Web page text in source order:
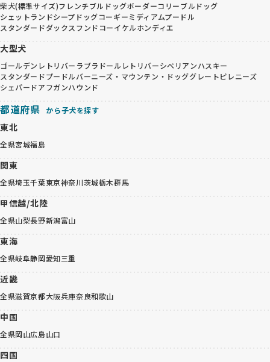
柴犬(標準サイズ)フレンチブルドッグボーダーコリーブルドッグ
シェットランドシープドッグコーギーミディアムプードル
スタンダードダックスフンドコーイケルホンディエ
大型犬
ゴールデンレトリバー ラブラドールレトリバーシベリアンハスキー
スタンダードプードルバーニーズ・マウンテン・ドッググレートピレニーズ
シェパードアフガンハウンド
都道府県 から子犬を探す
東北
全県宮城福島
関東
全県埼玉千葉東京神奈川茨城栃木群馬
甲信越/北陸
全県山梨長野新潟富山
東海
全県岐阜静岡愛知三重
近畿
全県滋賀京都大阪兵庫奈良和歌山
中国
全県岡山広島山口
四国